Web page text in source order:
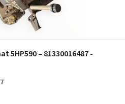
5HP590 – 81330016487 -